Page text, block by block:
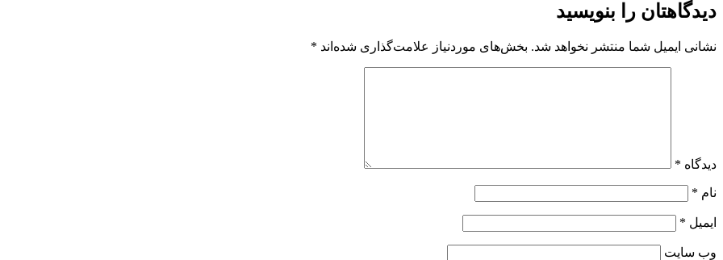
دیدگاهتان را بنویسید
نشانی ایمیل شما منتشر نخواهد شد. بخش‌های موردنیاز علامت‌گذاری شده‌اند *
دیدگاه *
نام *
ایمیل *
وب‌ سایت